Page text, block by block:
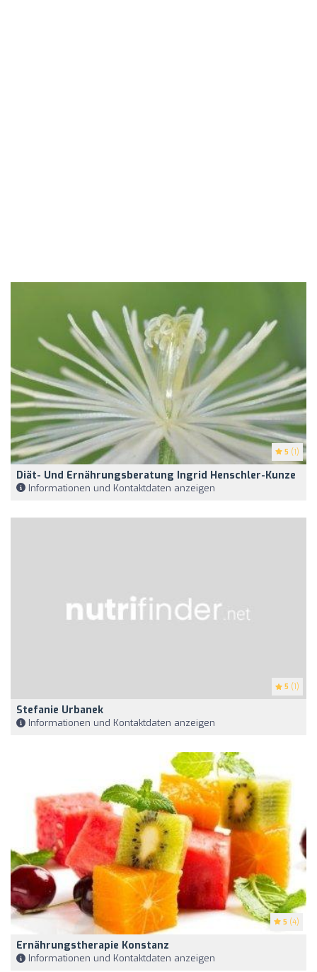
5 (1)
Diät- Und Ernährungsberatung Ingrid Henschler-Kunze
Informationen und Kontaktdaten anzeigen
5 (1)
Stefanie Urbanek
Informationen und Kontaktdaten anzeigen
5 (4)
Ernährungstherapie Konstanz
Informationen und Kontaktdaten anzeigen